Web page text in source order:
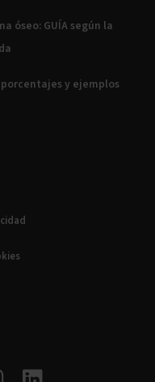
óseo: GUÍA según la
y ejemplos